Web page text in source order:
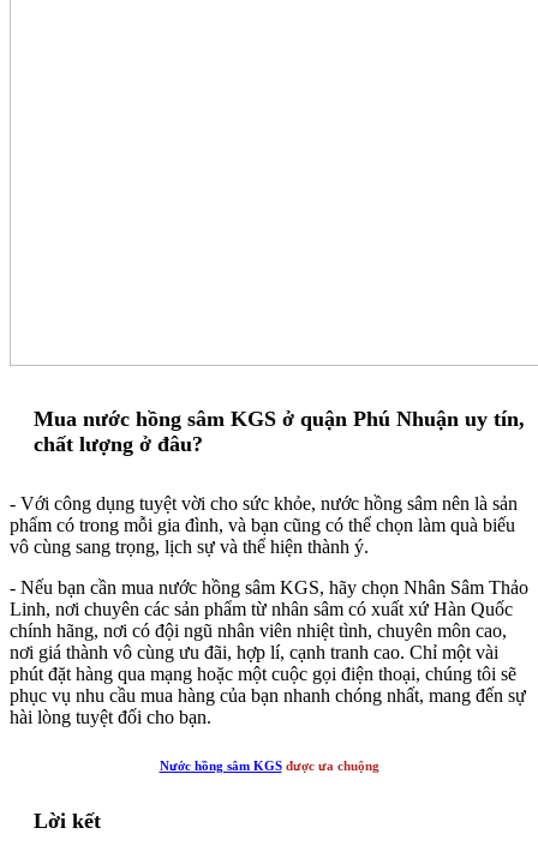
Mua nước hồng sâm KGS ở quận Phú Nhuận uy tín,
chất lượng ở đâu?
- Với công dụng tuyệt vời cho sức khỏe, nước hồng sâm nên là sản
phẩm có trong mỗi gia đình, và bạn cũng có thể chọn làm quà biếu
vô cùng sang trọng, lịch sự và thể hiện thành ý.
- Nếu bạn cần mua nước hồng sâm KGS, hãy chọn Nhân Sâm Thảo
Linh, nơi chuyên các sản phẩm từ nhân sâm có xuất xứ Hàn Quốc
chính hãng, nơi có đội ngũ nhân viên nhiệt tình, chuyên môn cao,
nơi giá thành vô cùng ưu đãi, hợp lí, cạnh tranh cao. Chỉ một vài
phút đặt hàng qua mạng hoặc một cuộc gọi điện thoại, chúng tôi sẽ
phục vụ nhu cầu mua hàng của bạn nhanh chóng nhất, mang đến sự
hài lòng tuyệt đối cho bạn.
Nước hồng sâm KGS được ưa chuộng
Lời kết